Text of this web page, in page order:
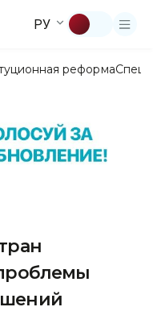
РУ
реформа